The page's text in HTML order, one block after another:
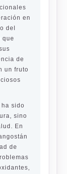
en
del
que
de
un fruto
sido
sino
En
de